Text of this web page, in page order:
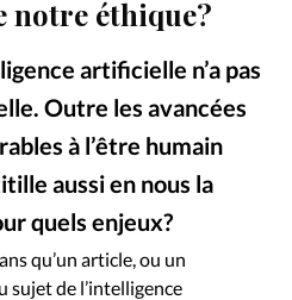
chrétienne
notre éthique?
artificielle n’a pas
Outre les avancées
à l’être humain
aussi en nous la
quels enjeux?
©Istockphoto
qu’un article, ou un
sujet de l’intelligence